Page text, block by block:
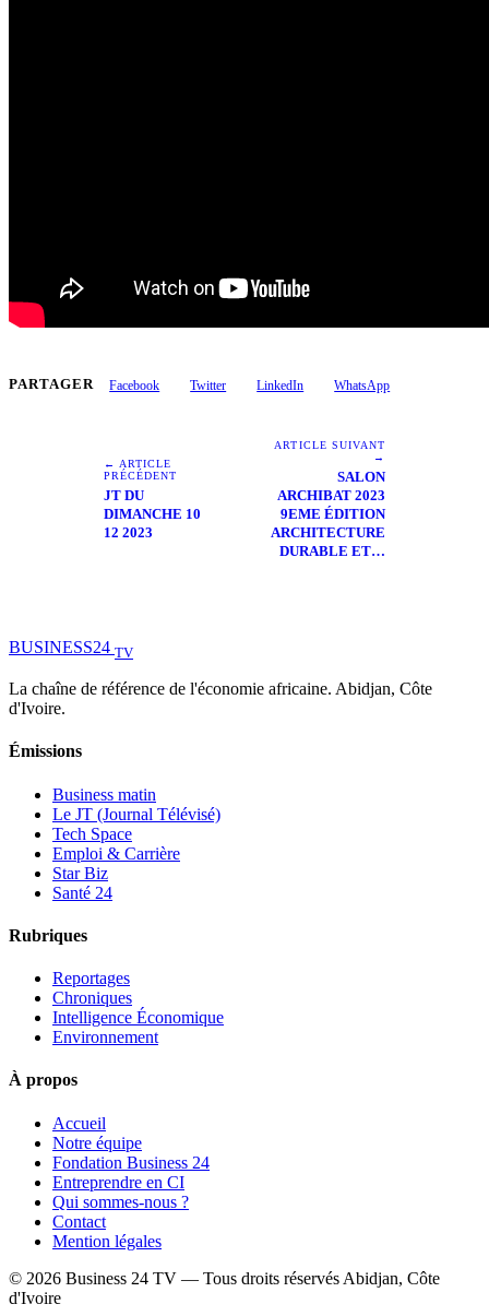
PARTAGER Facebook Twitter LinkedIn WhatsApp
← ARTICLE
PRÉCÉDENT
JT DU
DIMANCHE 10
12 2023
ARTICLE SUIVANT
→
SALON
ARCHIBAT 2023
9EME ÉDITION
ARCHITECTURE
DURABLE ET…
BUSINESS24 TV
La chaîne de référence de l'économie africaine. Abidjan, Côte
d'Ivoire.
Émissions
Business matin
Le JT (Journal Télévisé)
Tech Space
Emploi & Carrière
Star Biz
Santé 24
Rubriques
Reportages
Chroniques
Intelligence Économique
Environnement
À propos
Accueil
Notre équipe
Fondation Business 24
Entreprendre en CI
Qui sommes-nous ?
Contact
Mention légales
© 2026 Business 24 TV — Tous droits réservés Abidjan, Côte
d'Ivoire